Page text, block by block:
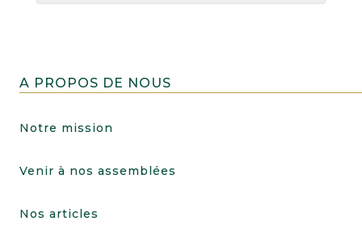
A PROPOS DE NOUS
Notre mission
Venir à nos assemblées
Nos articles